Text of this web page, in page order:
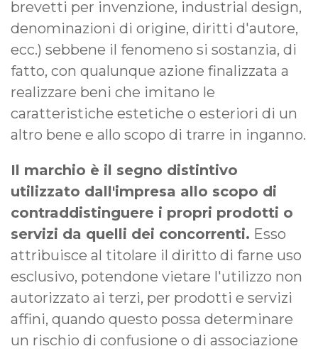
brevetti per invenzione, industrial design,
denominazioni di origine, diritti d'autore,
ecc.) sebbene il fenomeno si sostanzia, di
fatto, con qualunque azione finalizzata a
realizzare beni che imitano le
caratteristiche estetiche o esteriori di un
altro bene e allo scopo di trarre in inganno.
Il marchio è il segno distintivo
utilizzato dall'impresa allo scopo di
contraddistinguere i propri prodotti o
servizi da quelli dei concorrenti. Esso
attribuisce al titolare il diritto di farne uso
esclusivo, potendone vietare l'utilizzo non
autorizzato ai terzi, per prodotti e servizi
affini, quando questo possa determinare
un rischio di confusione o di associazione